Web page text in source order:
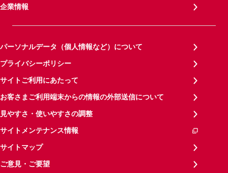
企業情報
パーソナルデータ（個人情報など）について
プライバシーポリシー
サイトご利用にあたって
お客さまご利用端末からの情報の外部送信について
見やすさ・使いやすさの調整
サイトメンテナンス情報
サイトマップ
ご意見・ご要望